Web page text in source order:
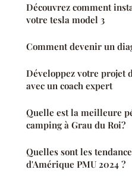
Découvrez comment
votre tesla model 3
Comment devenir un
Développez votre projet
avec un coach expert
Quelle est la meilleure
camping à Grau du Roi?
Quelles sont les
d'Amérique PMU 2024 ?